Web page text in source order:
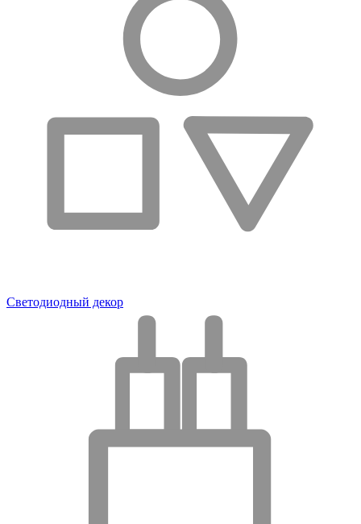
Светодиодный декор